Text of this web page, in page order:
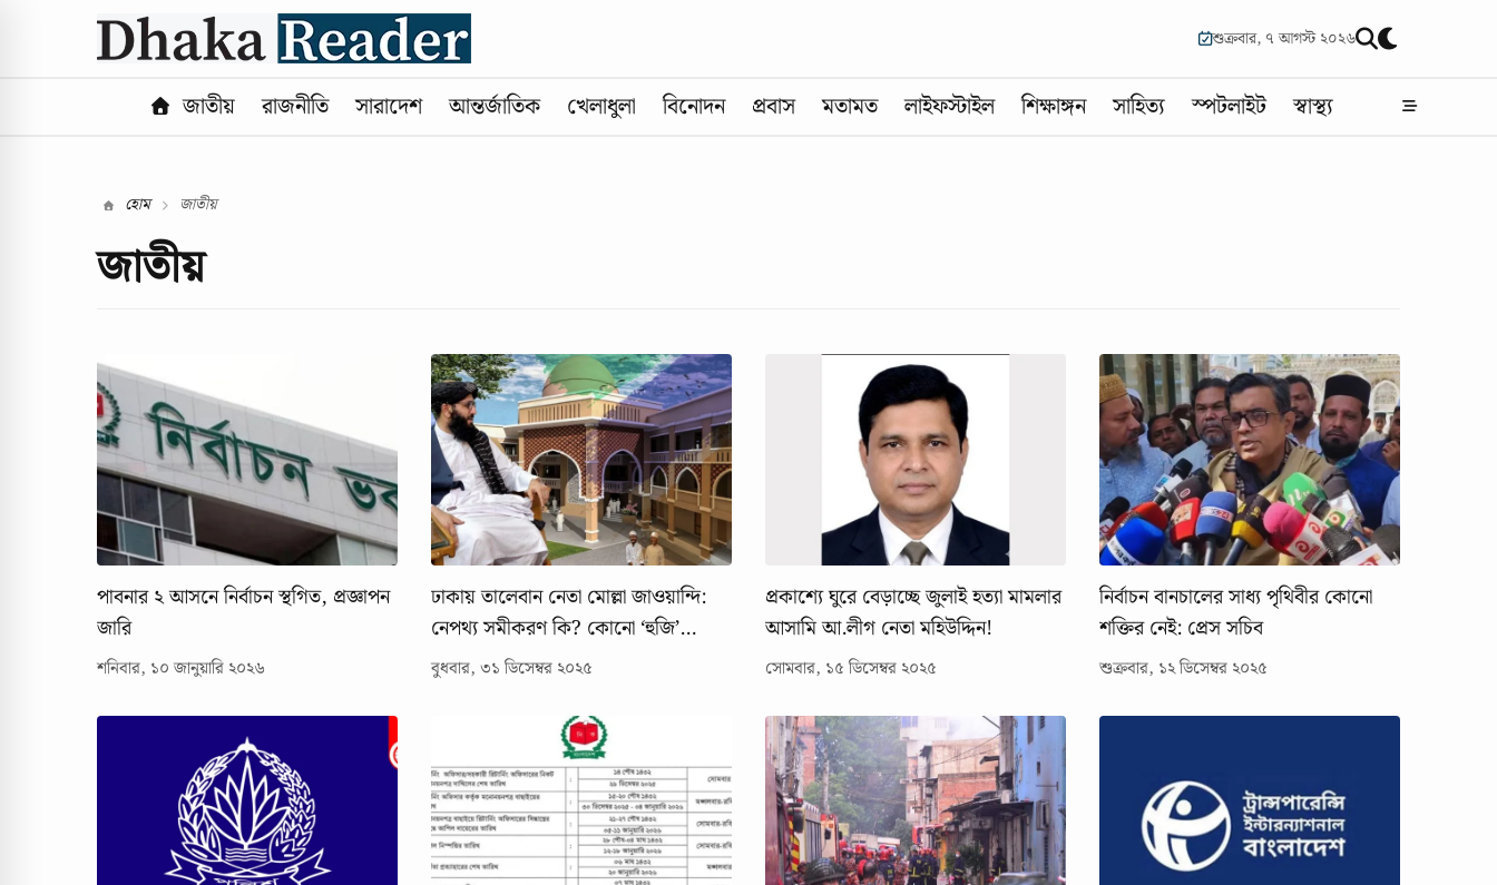
শুক্রবার, ৭ আগস্ট ২০২৬
জাতীয় রাজনীতি সারাদেশ আন্তর্জাতিক খেলাধুলা বিনোদন প্রবাস মতামত লাইফস্টাইল শিক্ষাঙ্গন সাহিত্য স্পটলাইট স্বাস্থ্য
হোম জাতীয়
জাতীয়
পাবনার ২ আসনে নির্বাচন স্থগিত, প্রজ্ঞাপন
জারি
শনিবার, ১০ জানুয়ারি ২০২৬
ঢাকায় তালেবান নেতা মোল্লা জাওয়ান্দি:
নেপথ্য সমীকরণ কি? কোনো ‘হুজি’
নেতাদের নিয়ে ঘোরাঘুরি?
বুধবার, ৩১ ডিসেম্বর ২০২৫
প্রকাশ্যে ঘুরে বেড়াচ্ছে জুলাই হত্যা মামলার
আসামি আ.লীগ নেতা মহিউদ্দিন!
সোমবার, ১৫ ডিসেম্বর ২০২৫
নির্বাচন বানচালের সাধ্য পৃথিবীর কোনো
শক্তির নেই: প্রেস সচিব
শুক্রবার, ১২ ডিসেম্বর ২০২৫